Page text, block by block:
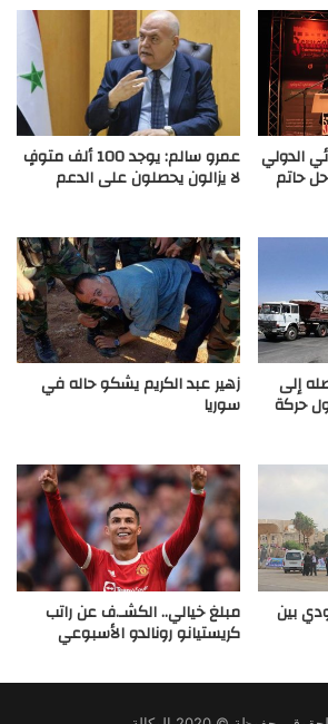
الدولي
حاتم
عمرو سالم: يوجد 100 ألف متوفٍ
لا يزالون يحصلون على الدعم
إلى
حركة
زهير عبد الكريم يشكو حاله في
سوريا
بين مبلغ خيالي.. الكشـ.ف عن راتب
كريستيانو رونالدو الأسبوعي